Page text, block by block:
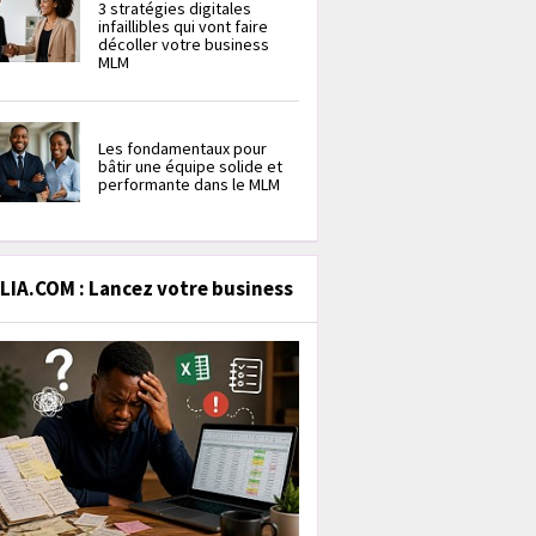
3 stratégies digitales
infaillibles qui vont faire
décoller votre business
MLM
Les fondamentaux pour
bâtir une équipe solide et
performante dans le MLM
: Lancez votre business